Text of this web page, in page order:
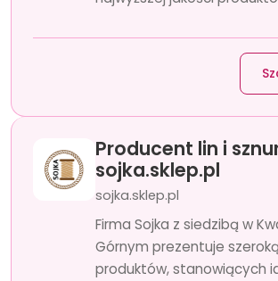
Producent lin i
sojka.sklep.pl
sojka.sklep.pl
Firma Sojka z siedzibą w
Górnym prezentuje
produktów, stanowiących